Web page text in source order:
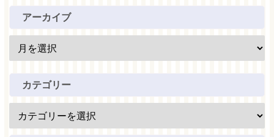
アーカイブ
カテゴリー